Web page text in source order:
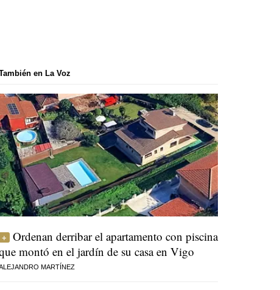
en La Voz
Ordenan derribar el apartamento con piscina
montó en el jardín de su casa en Vigo
MARTÍNEZ